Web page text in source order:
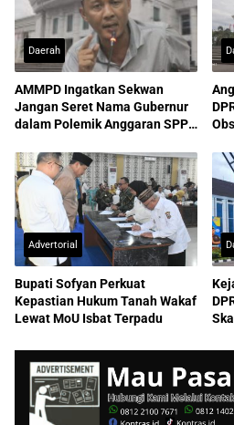
Daerah
AMMPD Ingatkan Sekwan
Jangan Seret Nama Gubernur
dalam Polemik Anggaran SPPD
Advertorial
Bupati Sofyan Perkuat
Kepastian Hukum Tanah Wakaf
Lewat MoU Isbat Terpadu